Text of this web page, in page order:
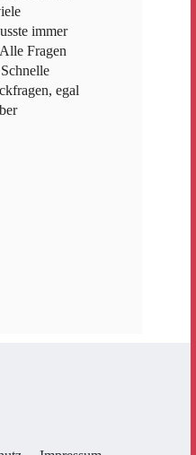
immer
Fragen
egal